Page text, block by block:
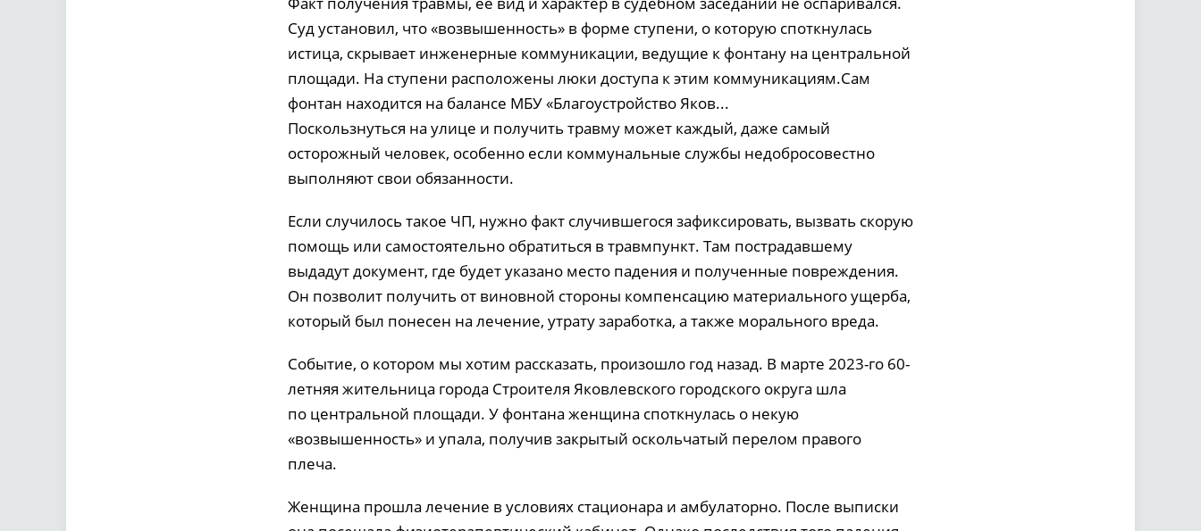
Суд установил, что «возвышенность» в форме ступени, о которую споткнулась
истица, скрывает инженерные коммуникации, ведущие к фонтану на центральной
площади. На ступени расположены люки доступа к этим коммуникациям.Сам
фонтан находится на балансе МБУ «Благоустройство Яков...
Поскользнуться на улице и получить травму может каждый, даже самый
осторожный человек, особенно если коммунальные службы недобросовестно
выполняют свои обязанности.
Если случилось такое ЧП, нужно факт случившегося зафиксировать, вызвать скорую
помощь или самостоятельно обратиться в травмпункт. Там пострадавшему
выдадут документ, где будет указано место падения и полученные повреждения.
Он позволит получить от виновной стороны компенсацию материального ущерба,
который был понесен на лечение, утрату заработка, а также морального вреда.
Событие, о котором мы хотим рассказать, произошло год назад. В марте 2023-го 60-
летняя жительница города Строителя Яковлевского городского округа шла
по центральной площади. У фонтана женщина споткнулась о некую
«возвышенность» и упала, получив закрытый оскольчатый перелом правого
плеча.
Женщина прошла лечение в условиях стационара и амбулаторно. После выписки